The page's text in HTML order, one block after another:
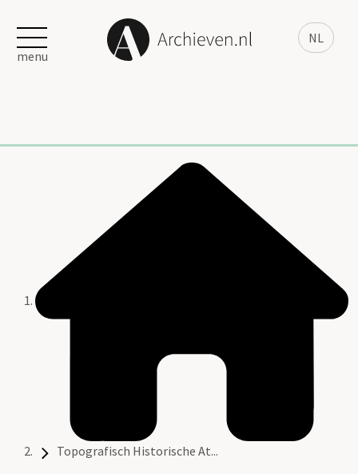
NL
menu
Topografisch Historische At...